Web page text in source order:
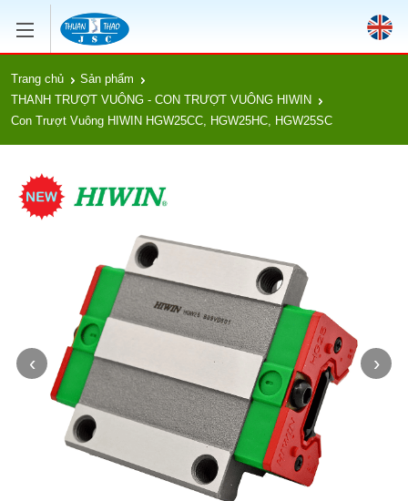
Trang chủ
Sản phẩm
THANH TRƯỢT VUÔNG - CON TRƯỢT VUÔNG HIWIN
Con Trượt Vuông HIWIN HGW25CC, HGW25HC, HGW25SC
‹ ›